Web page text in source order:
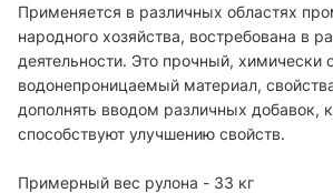
Применяется в различных областях
народного хозяйства, востребована в
деятельности. Это прочный, химически
водонепроницаемый материал,
дополнять вводом различных добавок,
способствуют улучшению свойств.
Примерный вес рулона - 33 кг